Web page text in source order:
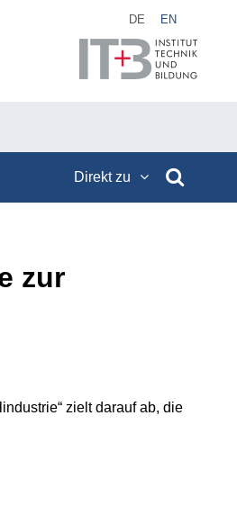
DE EN
Direkt zu
zur
zielt darauf ab, die